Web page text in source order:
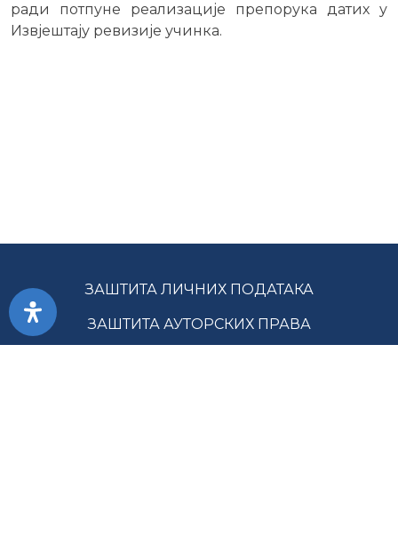
ради потпуне реализације препорука датих у
Извјештају ревизије учинка.
ЗАШТИТА ЛИЧНИХ ПОДАТАКА
ЗАШТИТА АУТОРСКИХ ПРАВА